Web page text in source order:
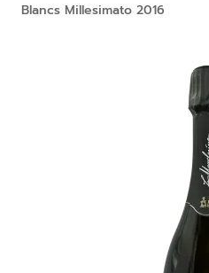
Blancs Millesimato 2016